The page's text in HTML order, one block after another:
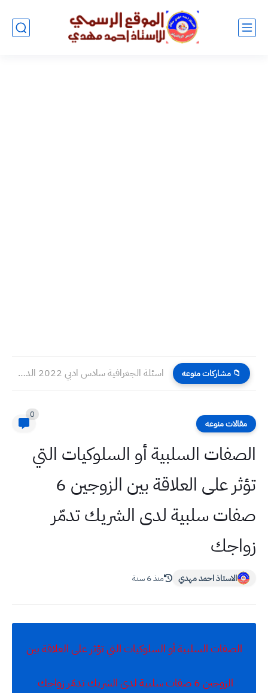
📁 مشاركات منوعه اسئلة الجغرافية سادس ادبي 2022 الدور الثاني
مقالات منوعه
0
الصفات السلبية أو السلوكيات التي
تؤثر على العلاقة بين الزوجين 6
صفات سلبية لدى الشريك تدمّر
زواجك
الاستاذ احمد مهدي منذ 6 سنة
الصفات السلبية أو السلوكيات التي تؤثر على العلاقة بين
الزوجين 6 صفات سلبية لدى الشريك تدمّر زواجك